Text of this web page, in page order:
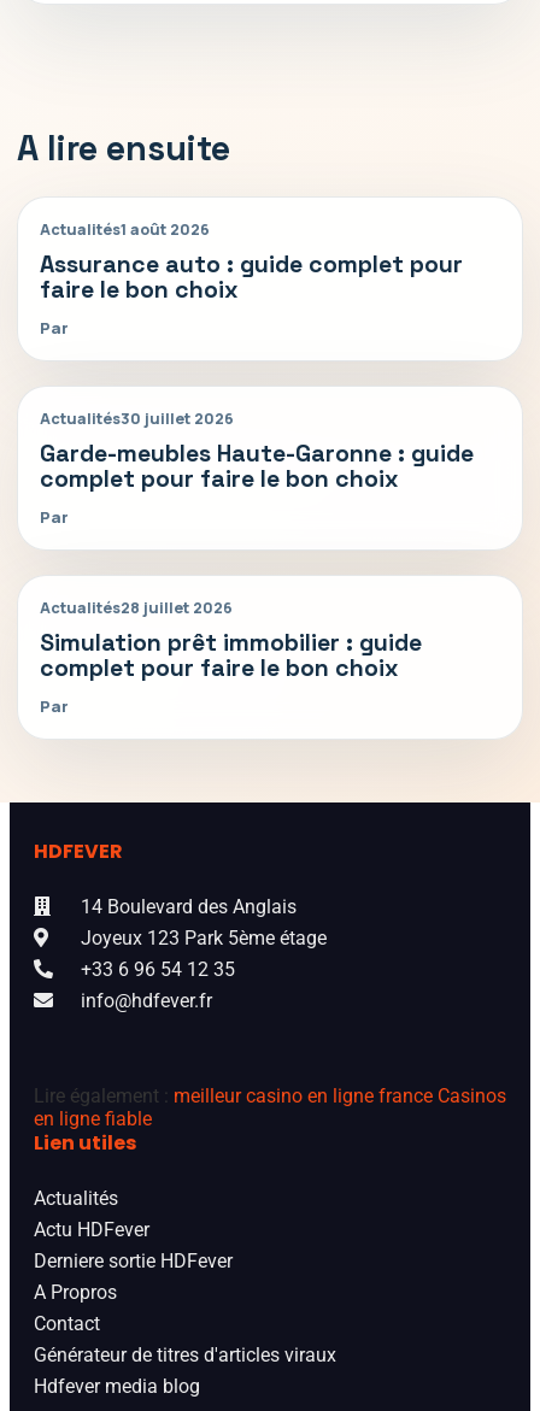
A lire ensuite
Actualités1 août 2026
Assurance auto : guide complet pour
faire le bon choix
Par
Actualités30 juillet 2026
Garde-meubles Haute-Garonne : guide
complet pour faire le bon choix
Par
Actualités28 juillet 2026
Simulation prêt immobilier : guide
complet pour faire le bon choix
Par
HDFEVER
14 Boulevard des Anglais
Joyeux 123 Park 5ème étage
+33 6 96 54 12 35
info@hdfever.fr
Lire également : meilleur casino en ligne france Casinos
en ligne fiable
Lien utiles
Actualités
Actu HDFever
Derniere sortie HDFever
A Propros
Contact
Générateur de titres d'articles viraux
Hdfever media blog